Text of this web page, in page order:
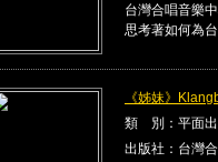
台灣合唱音樂
思考著如何為
《姊妹》
類 別：平面
出版社：台灣